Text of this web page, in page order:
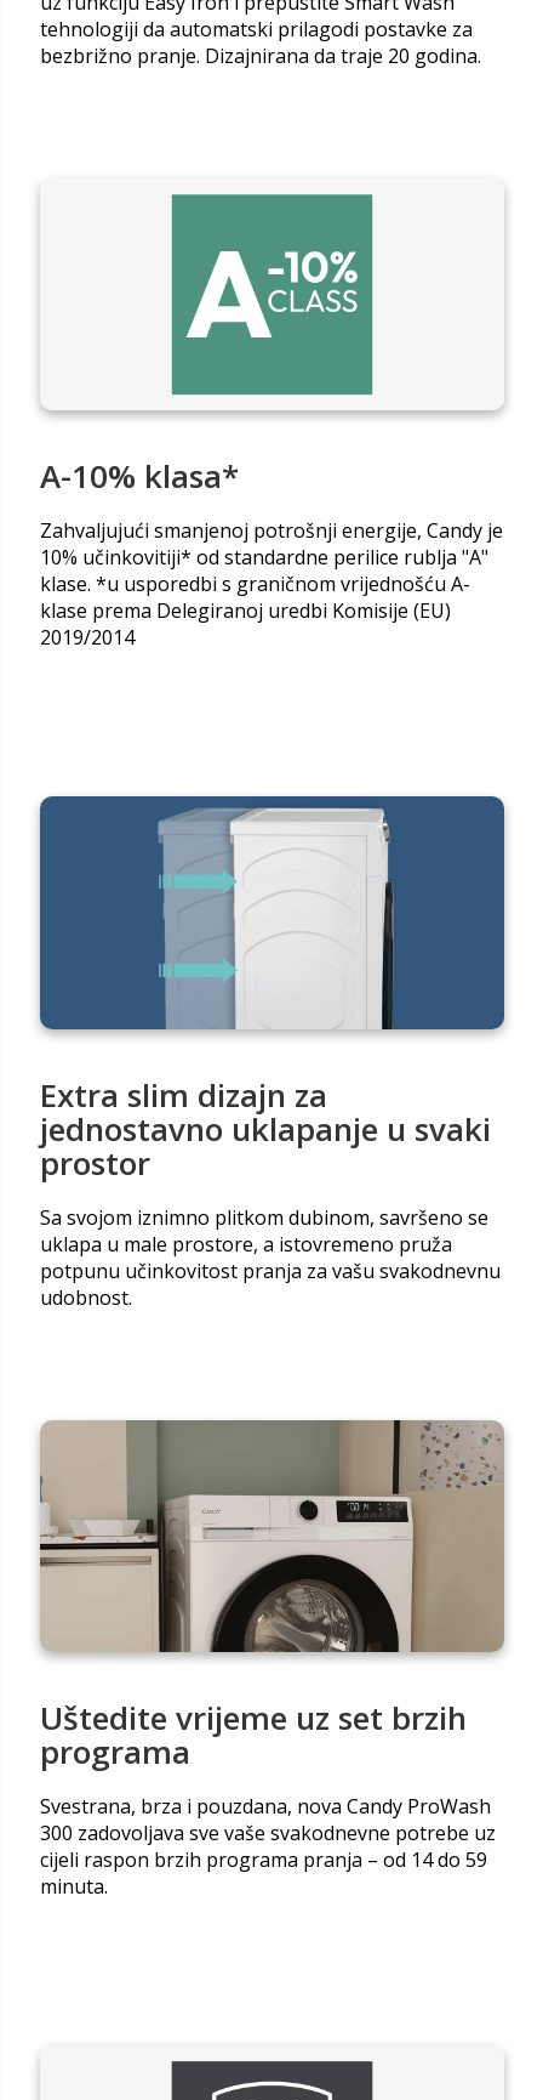
tehnologiji da automatski prilagodi postavke za
bezbrižno pranje. Dizajnirana da traje 20 godina.
A-10% klasa*
Zahvaljujući smanjenoj potrošnji energije, Candy je
10% učinkovitiji* od standardne perilice rublja "A"
klase. *u usporedbi s graničnom vrijednošću A-
klase prema Delegiranoj uredbi Komisije (EU)
2019/2014
Extra slim dizajn za
jednostavno uklapanje u svaki
prostor
Sa svojom iznimno plitkom dubinom, savršeno se
uklapa u male prostore, a istovremeno pruža
potpunu učinkovitost pranja za vašu svakodnevnu
udobnost.
Uštedite vrijeme uz set brzih
programa
Svestrana, brza i pouzdana, nova Candy ProWash
300 zadovoljava sve vaše svakodnevne potrebe uz
cijeli raspon brzih programa pranja – od 14 do 59
minuta.